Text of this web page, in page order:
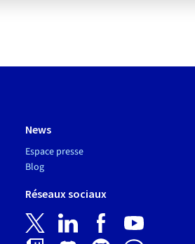
News
Espace presse
Blog
Réseaux sociaux